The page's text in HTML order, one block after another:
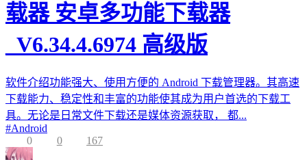
载器 安卓多功能下载器
_V6.34.4.6974 高级版
软件介绍功能强大、使用方便的 Android 下载管理器。其高速
下载能力、稳定性和丰富的功能使其成为用户首选的下载工
具。无论是日常文件下载还是媒体资源获取， 都...
#Android
0
0 167